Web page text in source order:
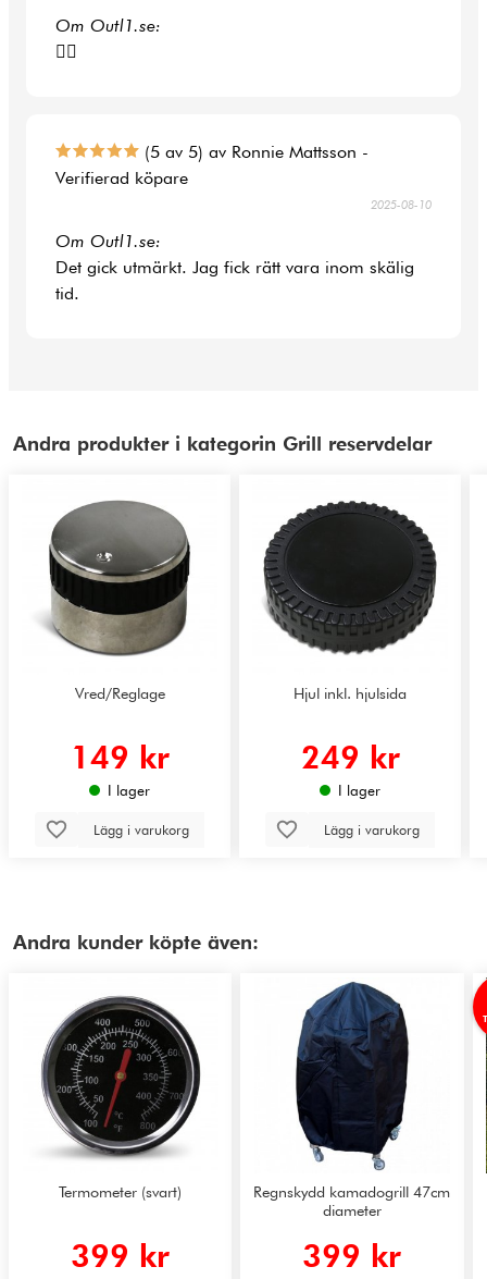
Om Outl1.se:
👍🏻
(5 av 5) av Ronnie Mattsson -
Verifierad köpare
2025-08-10
Om Outl1.se:
Det gick utmärkt. Jag fick rätt vara inom skälig
tid.
Andra produkter i kategorin Grill reservdelar
Vred/Reglage
149 kr
I lager
Lägg i varukorg
Hjul inkl. hjulsida
249 kr
I lager
Lägg i varukorg
Andra kunder köpte även:
Termometer (svart)
399 kr
Regnskydd kamadogrill 47cm
diameter
399 kr